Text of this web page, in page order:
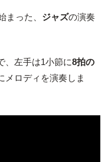
まった、 ジャズの演奏
、左手は1小節に8拍の
メロディを演奏しま